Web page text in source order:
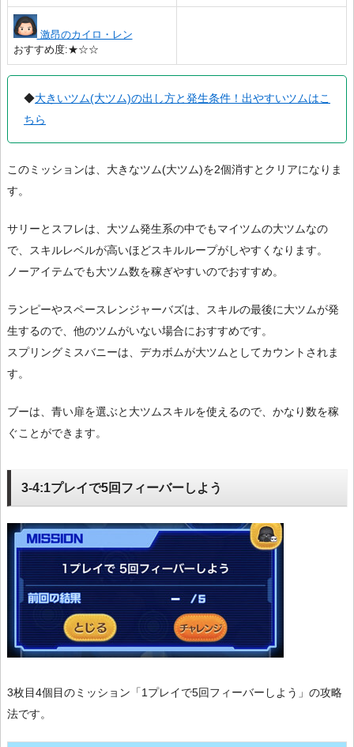
激昂のカイロ・レン
おすすめ度:★☆☆
◆大きいツム(大ツム)の出し方と発生条件！出やすいツムはこ
ちら
このミッションは、大きなツム(大ツム)を2個消すとクリアになりま
す。
サリーとスフレは、大ツム発生系の中でもマイツムの大ツムなの
で、スキルレベルが高いほどスキルループがしやすくなります。
ノーアイテムでも大ツム数を稼ぎやすいのでおすすめ。
ランピーやスペースレンジャーバズは、スキルの最後に大ツムが発
生するので、他のツムがいない場合におすすめです。
スプリングミスバニーは、デカボムが大ツムとしてカウントされま
す。
ブーは、青い扉を選ぶと大ツムスキルを使えるので、かなり数を稼
ぐことができます。
3-4:1プレイで5回フィーバーしよう
3枚目4個目のミッション「1プレイで5回フィーバーしよう」の攻略
法です。